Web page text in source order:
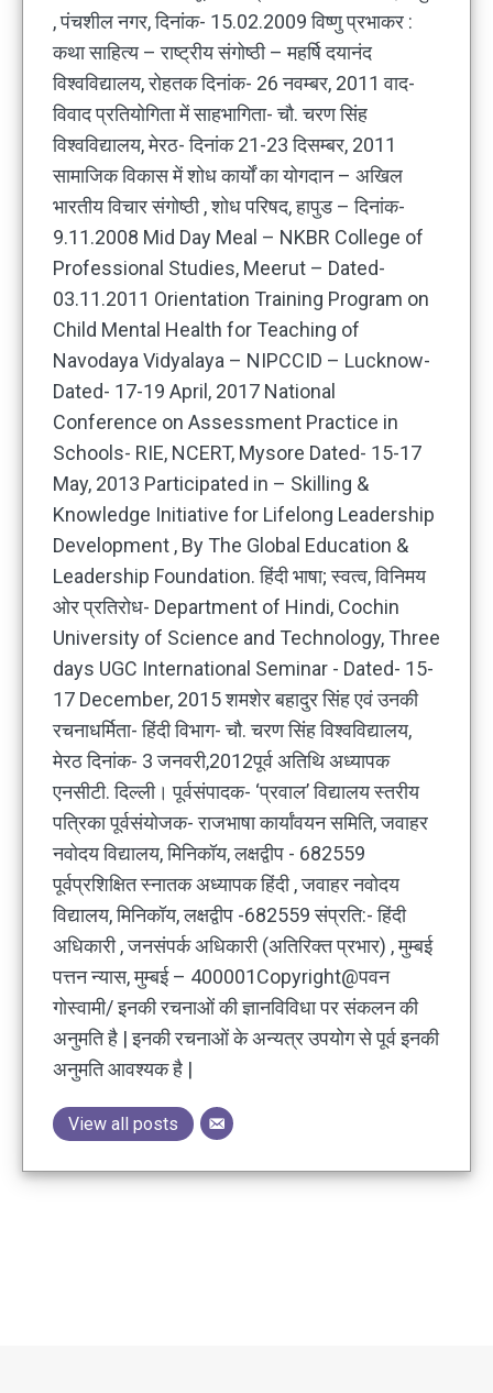
, पंचशील नगर, दिनांक- 15.02.2009 विष्णु प्रभाकर :
कथा साहित्य – राष्ट्रीय संगोष्ठी – महर्षि दयानंद
विश्वविद्यालय, रोहतक दिनांक- 26 नवम्बर, 2011 वाद-
विवाद प्रतियोगिता में साहभागिता- चौ. चरण सिंह
विश्वविद्यालय, मेरठ- दिनांक 21-23 दिसम्बर, 2011
सामाजिक विकास में शोध कार्यों का योगदान – अखिल
भारतीय विचार संगोष्ठी , शोध परिषद, हापुड – दिनांक-
9.11.2008 Mid Day Meal – NKBR College of
Professional Studies, Meerut – Dated-
03.11.2011 Orientation Training Program on
Child Mental Health for Teaching of
Navodaya Vidyalaya – NIPCCID – Lucknow-
Dated- 17-19 April, 2017 National
Conference on Assessment Practice in
Schools- RIE, NCERT, Mysore Dated- 15-17
May, 2013 Participated in – Skilling &
Knowledge Initiative for Lifelong Leadership
Development , By The Global Education &
Leadership Foundation. हिंदी भाषा; स्वत्व, विनिमय
ओर प्रतिरोध- Department of Hindi, Cochin
University of Science and Technology, Three
days UGC International Seminar - Dated- 15-
17 December, 2015 शमशेर बहादुर सिंह एवं उनकी
रचनाधर्मिता- हिंदी विभाग- चौ. चरण सिंह विश्वविद्यालय,
मेरठ दिनांक- 3 जनवरी,2012पूर्व अतिथि अध्यापक
एनसीटी. दिल्ली। पूर्वसंपादक- ‘प्रवाल’ विद्यालय स्तरीय
पत्रिका पूर्वसंयोजक- राजभाषा कार्यांवयन समिति, जवाहर
नवोदय विद्यालय, मिनिकॉय, लक्षद्वीप - 682559
पूर्वप्रशिक्षित स्नातक अध्यापक हिंदी , जवाहर नवोदय
विद्यालय, मिनिकॉय, लक्षद्वीप -682559 संप्रति:- हिंदी
अधिकारी , जनसंपर्क अधिकारी (अतिरिक्त प्रभार) , मुम्बई
पत्तन न्यास, मुम्बई – 400001Copyright@पवन
गोस्वामी/ इनकी रचनाओं की ज्ञानविविधा पर संकलन की
अनुमति है | इनकी रचनाओं के अन्यत्र उपयोग से पूर्व इनकी
अनुमति आवश्यक है |
View all posts